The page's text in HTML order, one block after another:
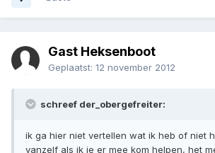
Gast Heksenboot
Geplaatst: 12 november 2012
schreef der_obergefreiter:
ik ga hier niet vertellen wat ik heb of niet
vanzelf als ik je er mee kom helpen, het